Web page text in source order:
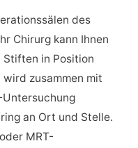
des
Chirurg kann Ihnen
Stiften in Position
zusammen mit
Untersuchung
an Ort und Stelle.
MRT-